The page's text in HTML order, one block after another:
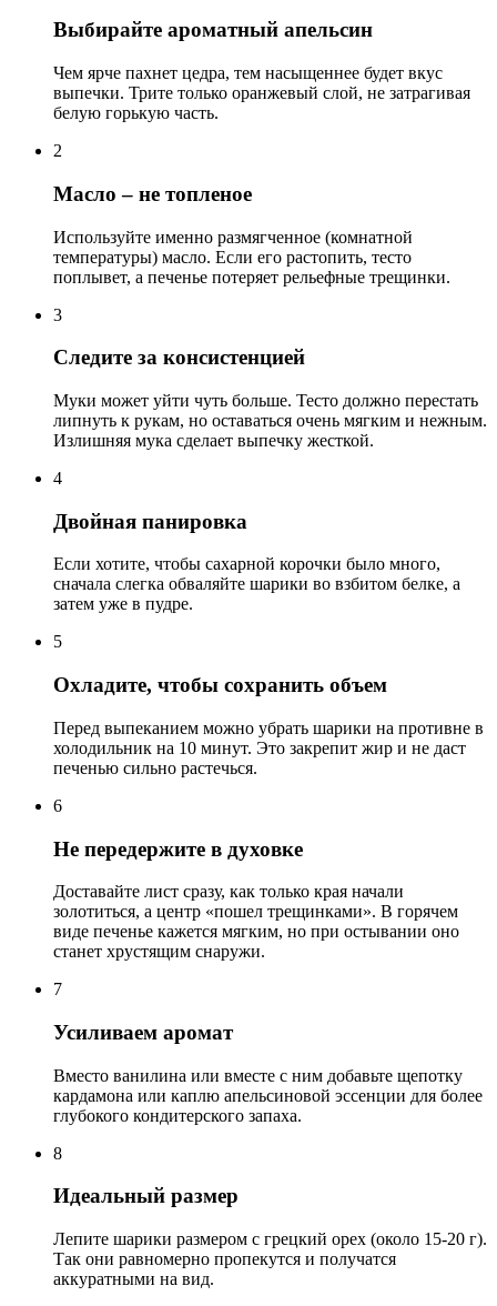
Выбирайте ароматный апельсин
Чем ярче пахнет цедра, тем насыщеннее будет вкус
выпечки. Трите только оранжевый слой, не затрагивая
белую горькую часть.
2
Масло – не топленое
Используйте именно размягченное (комнатной
температуры) масло. Если его растопить, тесто
поплывет, а печенье потеряет рельефные трещинки.
3
Следите за консистенцией
Муки может уйти чуть больше. Тесто должно перестать
липнуть к рукам, но оставаться очень мягким и нежным.
Излишняя мука сделает выпечку жесткой.
4
Двойная панировка
Если хотите, чтобы сахарной корочки было много,
сначала слегка обваляйте шарики во взбитом белке, а
затем уже в пудре.
5
Охладите, чтобы сохранить объем
Перед выпеканием можно убрать шарики на противне в
холодильник на 10 минут. Это закрепит жир и не даст
печенью сильно растечься.
6
Не передержите в духовке
Доставайте лист сразу, как только края начали
золотиться, а центр «пошел трещинками». В горячем
виде печенье кажется мягким, но при остывании оно
станет хрустящим снаружи.
7
Усиливаем аромат
Вместо ванилина или вместе с ним добавьте щепотку
кардамона или каплю апельсиновой эссенции для более
глубокого кондитерского запаха.
8
Идеальный размер
Лепите шарики размером с грецкий орех (около 15-20 г).
Так они равномерно пропекутся и получатся
аккуратными на вид.